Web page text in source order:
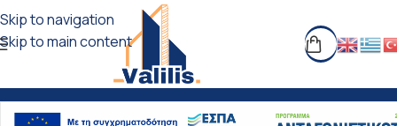
Skip to navigation
Skip to main content